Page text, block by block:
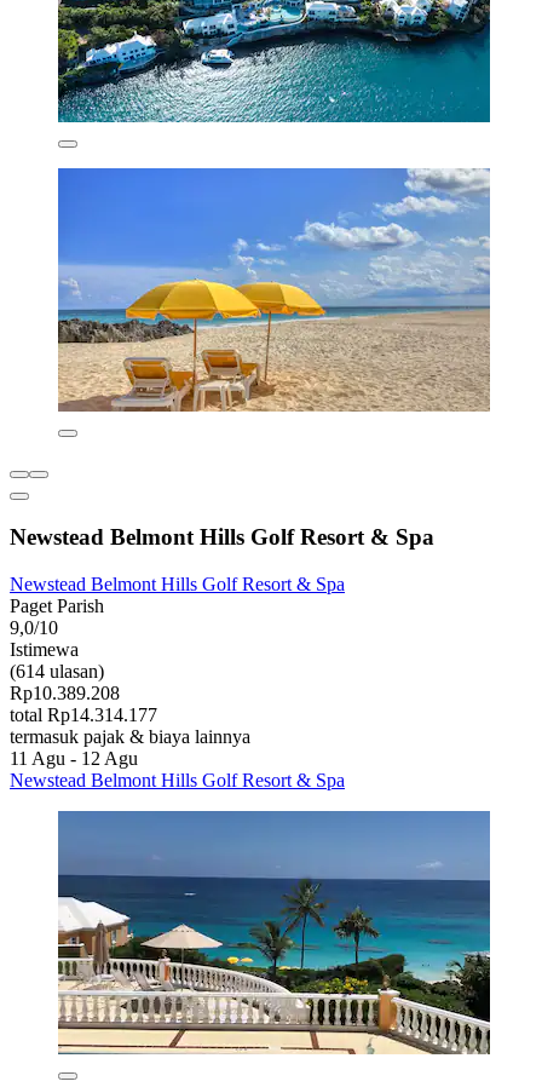
Newstead Belmont Hills Golf Resort & Spa
Newstead Belmont Hills Golf Resort & Spa
Paget Parish
9,0/10
Istimewa
(614 ulasan)
Rp10.389.208
total Rp14.314.177
termasuk pajak & biaya lainnya
11 Agu - 12 Agu
Newstead Belmont Hills Golf Resort & Spa